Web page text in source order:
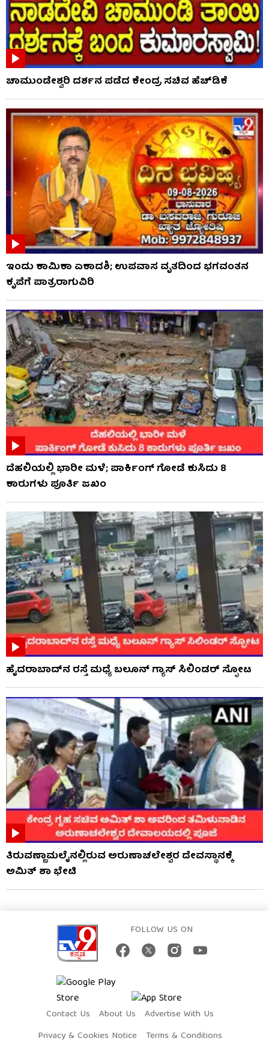
ಚಾಮುಂಡೇಶ್ವರಿ ದರ್ಶನ ಪಡೆದ ಕೇಂದ್ರ ಸಚಿವ ಹೆಚ್​​ಡಿಕೆ
ಇಂದು ಕಾಮಿಕಾ ಏಕಾದಶಿ; ಉಪವಾಸ ವೃತದಿಂದ ಭಗವಂತನ
ಕೃಪೆಗೆ ಪಾತ್ರರಾಗುವಿರಿ
ದೆಹಲಿಯಲ್ಲಿ ಭಾರೀ ಮಳೆ; ಪಾರ್ಕಿಂಗ್ ಗೋಡೆ ಕುಸಿದು 8
ಕಾರುಗಳು ಪೂರ್ತಿ ಜಖಂ
ಹೈದರಾಬಾದ್​ನ ರಸ್ತೆ ಮಧ್ಯೆ ಬಲೂನ್ ಗ್ಯಾಸ್ ಸಿಲಿಂಡರ್ ಸ್ಫೋಟ
ತಿರುವಣ್ಣಾಮಲೈನಲ್ಲಿರುವ ಅರುಣಾಚಲೇಶ್ವರ ದೇವಸ್ಥಾನಕ್ಕೆ
ಅಮಿತ್ ಶಾ ಭೇಟಿ
FOLLOW US ON
Contact Us About Us
Advertise With Us
Privacy & Cookies Notice
Terms & Conditions